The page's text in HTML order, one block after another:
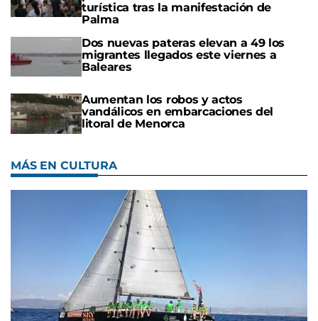
turística tras la manifestación de
Palma
Dos nuevas pateras elevan a 49 los
migrantes llegados este viernes a
Baleares
Aumentan los robos y actos
vandálicos en embarcaciones del
litoral de Menorca
MÁS EN CULTURA